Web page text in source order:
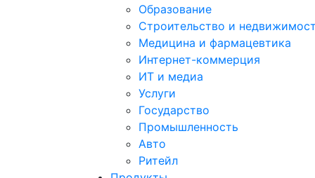
Образование
Строительство и
Медицина и фармацевтика
Интернет-коммерция
ИТ и медиа
Услуги
Государство
Промышленность
Авто
Ритейл